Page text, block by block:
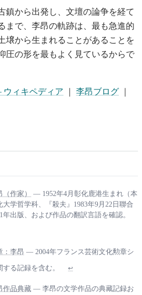
鎮から出発し、文壇の論争を経て
まで、李昂の軌跡は、最も急進的
壌から生まれることがあることを
圧の形を最もよく見ているからで
ィキペディア ｜ 李昂ブログ｜
作家）
— 1952年4月彰化鹿港生まれ（本
学哲学科、『殺夫』1983年9月22日聯合
出版、および作品の翻訳言語を確認。
：李昂 — 2004年フランス芸術文化勲章シ
る記録を含む。 ↩
作品典藏 — 李昂の文学作品の典藏記録お